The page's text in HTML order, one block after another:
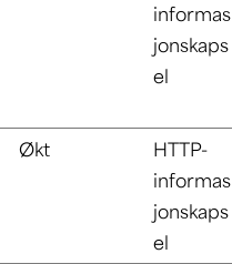
informas
jonskaps
el
Økt
HTTP-
informas
jonskaps
el